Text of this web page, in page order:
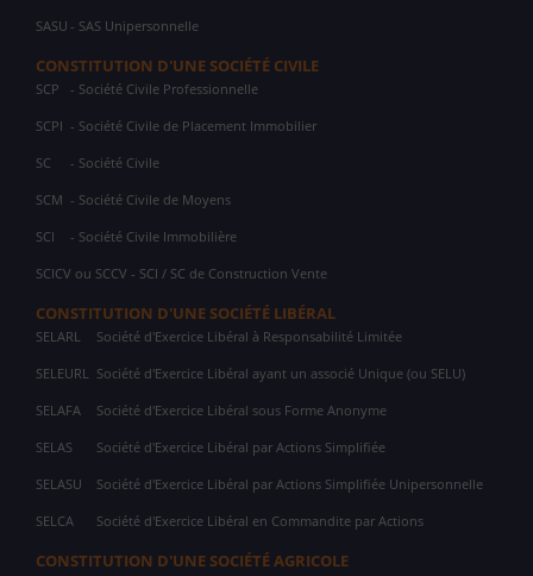
SASU - SAS Unipersonnelle
CONSTITUTION D'UNE SOCIÉTÉ CIVILE
SCP - Société Civile Professionnelle
SCPI - Société Civile de Placement Immobilier
SC - Société Civile
SCM - Société Civile de Moyens
SCI - Société Civile Immobilière
SCICV ou SCCV - SCI / SC de Construction Vente
CONSTITUTION D'UNE SOCIÉTÉ LIBÉRAL
SELARL Société d'Exercice Libéral à Responsabilité Limitée
SELEURL Société d'Exercice Libéral ayant un associé Unique (ou SELU)
SELAFA Société d'Exercice Libéral sous Forme Anonyme
SELAS Société d'Exercice Libéral par Actions Simplifiée
SELASU Société d'Exercice Libéral par Actions Simplifiée Unipersonnelle
SELCA Société d'Exercice Libéral en Commandite par Actions
CONSTITUTION D'UNE SOCIÉTÉ AGRICOLE